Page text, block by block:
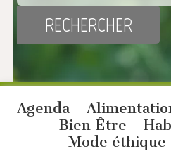
Agenda
Bien Être
Mode éthique